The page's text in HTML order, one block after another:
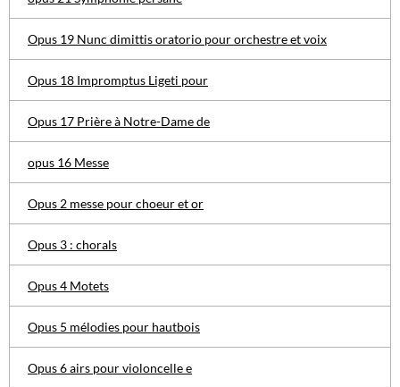
Opus 19 Nunc dimittis oratorio pour orchestre et voix
Opus 18 Impromptus Ligeti pour
Opus 17 Prière à Notre-Dame de
opus 16 Messe
Opus 2 messe pour choeur et or
Opus 3 : chorals
Opus 4 Motets
Opus 5 mélodies pour hautbois
Opus 6 airs pour violoncelle e